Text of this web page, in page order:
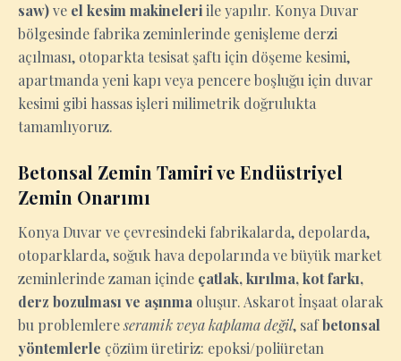
saw)ve el kesim makineleriile yapılır. Konya Duvar
bölgesinde fabrika zeminlerinde genişleme derzi
açılması, otoparkta tesisat şaftı için döşeme kesimi,
apartmanda yeni kapı veya pencere boşluğu için duvar
kesimi gibi hassas işleri milimetrik doğrulukta
tamamlıyoruz.
Betonsal Zemin Tamiri ve Endüstriyel
Zemin Onarımı
Konya Duvar ve çevresindeki fabrikalarda, depolarda,
otoparklarda, soğuk hava depolarında ve büyük market
zeminlerinde zaman içinde çatlak, kırılma, kot farkı,
derz bozulması ve aşınma oluşur. Askarot İnşaat olarak
bu problemlereseramik veya kaplama değil, safbetonsal
yöntemlerle çözüm üretiriz: epoksi/poliüretan